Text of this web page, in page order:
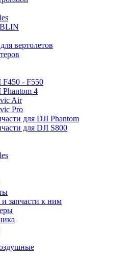
вертолетов
F450 - F550
Phantom 4
Air
Pro
для DJI Phantom
для DJI S800
запчасти к ним